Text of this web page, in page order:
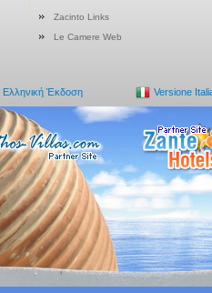
Zacinto Links
Le Camere Web
Ελληνική Έκδοση Versione